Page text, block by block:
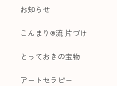
お知らせ
こんまり®流 片づけ
とっておきの宝物
アートセラピー